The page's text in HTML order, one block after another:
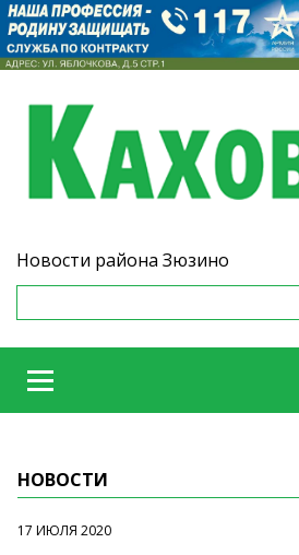
Новости района Зюзино
НОВОСТИ
17 ИЮЛЯ 2020